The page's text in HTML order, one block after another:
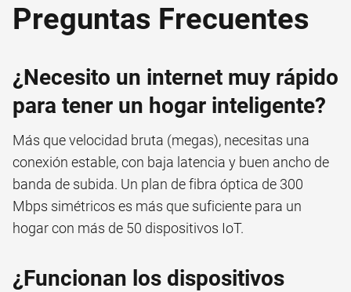
Preguntas Frecuentes
¿Necesito un internet muy rápido
para tener un hogar inteligente?
Más que velocidad bruta (megas), necesitas una
conexión estable, con baja latencia y buen ancho de
banda de subida. Un plan de fibra óptica de 300
Mbps simétricos es más que suficiente para un
hogar con más de 50 dispositivos IoT.
¿Funcionan los dispositivos